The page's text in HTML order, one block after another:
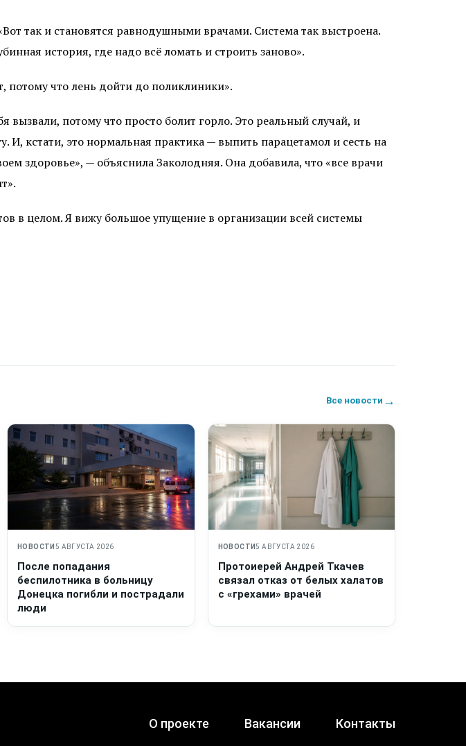
так и становятся равнодушными врачами. Система так выстроена.
история, где надо всё ломать и строить заново».
потому что лень дойти до поликлиники».
вызвали, потому что просто болит горло. Это реальный случай, и
кстати, это нормальная практика — выпить парацетамол и сесть на
здоровье», — объяснила Заколодняя. Она добавила, что «все врачи
в целом. Я вижу большое упущение в организации всей системы
Все новости →
НОВОСТИ 5 АВГУСТА 2026
После попадания
беспилотника в больницу
Донецка погибли и пострадали
люди
НОВОСТИ5 АВГУСТА 2026
Протоиерей Андрей Ткачев
связал отказ от белых халатов
с «грехами» врачей
О проекте Вакансии Контакты